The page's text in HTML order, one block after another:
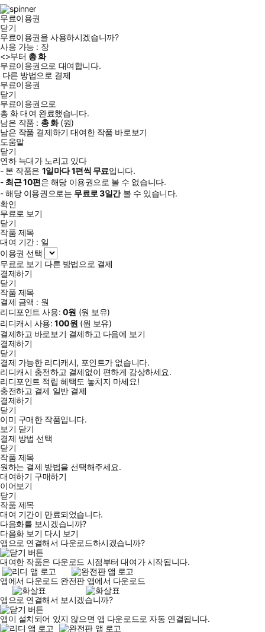
무료이용권
닫기
무료이용권을 사용하시겠습니까?
사용 가능 : 장
<>부터 총화
무료이용권으로 대여합니다.
다른 방법으로 결제
무료이용권
닫기
무료이용권으로
총 화대여 완료했습니다.
남은 작품 : 총화(원)
남은 작품 결제하기 대여한 작품 바로보기
도움말
닫기
연하 늑대가 노리고 있다
- 본 작품은 1일마다1편씩 무료입니다.
- 최근10편은 해당 이용권으로 볼 수 없습니다.
- 해당 이용권으로는 무료로3일간볼 수 있습니다.
확인
무료로 보기
닫기
작품 제목
대여 기간 : 일
이용권 선택
무료로 보기 다른 방법으로 결제
결제하기
닫기
작품 제목
결제 금액 : 원
리디포인트 사용: 0원 (원 보유)
리디캐시 사용:100원 (원 보유)
결제하고 바로보기 결제하고 다음에 보기
결제하기
닫기
결제 가능한 리디캐시, 포인트가 없습니다.
리디캐시 충전하고 결제없이 편하게 감상하세요.
리디포인트 적립 혜택도 놓치지 마세요!
충전하고 결제 일반 결제
결제하기
닫기
이미 구매한 작품입니다.
보기 닫기
결제 방법 선택
닫기
작품 제목
원하는 결제 방법을 선택해주세요.
대여하기 구매하기
이어보기
닫기
작품 제목
대여 기간이 만료되었습니다.
다음화를 보시겠습니까?
다음화 보기 다시 보기
앱으로 연결해서 다운로드하시겠습니까?
대여한 작품은 다운로드 시점부터 대여가 시작됩니다.
앱에서 다운로드 완전판 앱에서 다운로드
앱으로 연결해서 보시겠습니까?
앱이 설치되어 있지 않으면 앱 다운로드로 자동 연결됩니다.